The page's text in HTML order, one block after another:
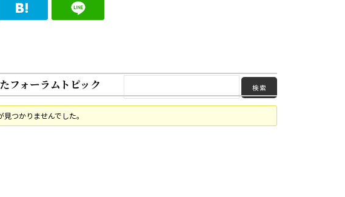
フォーラムトピック
見つかりませんでした。